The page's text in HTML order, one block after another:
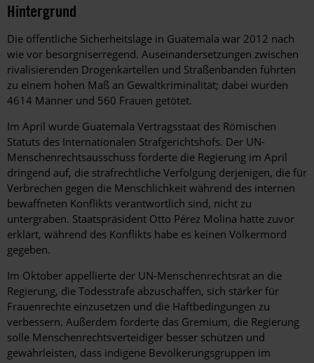
Hintergrund
Die öffentliche Sicherheitslage in Guatemala war 2012 nach
wie vor besorgniserregend. Auseinandersetzungen zwischen
rivalisierenden Drogenkartellen und Straßenbanden führten
zu einem hohen Maß an Gewaltkriminalität; dabei wurden
4614 Männer und 560 Frauen getötet.
Im April wurde Guatemala Vertragsstaat des Römischen
Statuts des Internationalen Strafgerichtshofs. Der UN-
Menschenrechtsausschuss forderte die Regierung im April
dringend auf, die strafrechtliche Verfolgung derjenigen, die für
Verbrechen gegen die Menschlichkeit während des internen
bewaffneten Konflikts verantwortlich sind, nicht zu
untergraben. Staatspräsident Otto Pérez Molina hatte zuvor
erklärt, während des Konflikts habe es keinen Völkermord
gegeben.
Im Oktober appellierte der UN-Menschenrechtsrat an die
Regierung, die Todesstrafe abzuschaffen, sich stärker für
Frauenrechte einzusetzen und die Haftbedingungen zu
verbessern. Außerdem forderte das Gremium, die Regierung
solle Menschenrechtsverteidiger besser schützen und
gewährleisten, dass indigene Bevölkerungsgruppen im